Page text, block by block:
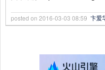
posted on 2016-03-03 08:59 卞爱